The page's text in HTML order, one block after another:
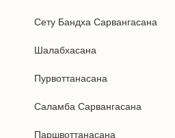
Сету Бандха Сарвангасана
Шалабхасана
Пурвоттанасана
Саламба Сарвангасана
Паршвоттанасана